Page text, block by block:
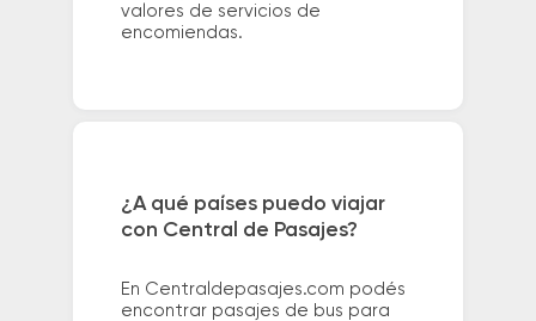
valores de servicios de
encomiendas.
¿A qué países puedo viajar
con Central de Pasajes?
En Centraldepasajes.com podés
encontrar pasajes de bus para